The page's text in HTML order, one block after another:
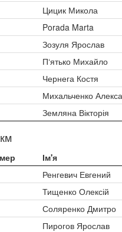
Цицик Микола
Porada Marta
Зозуля Ярослав
П‘ятько Михайло
Чернега Костя
Михальченко
Земляна Вікторія
Ім'я
Ренгевич Евгений
Тищенко Олексій
Соляренко Дмитро
Пирогов Ярослав